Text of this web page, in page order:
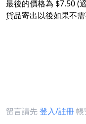
最後的價格為 $7.50 (
貨品寄出以後如果不
留言請先登入/註冊帳